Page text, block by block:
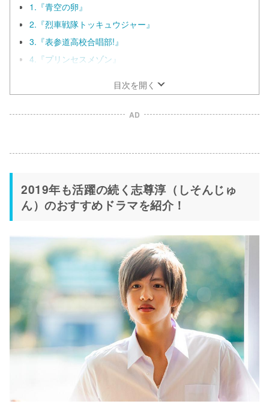
1.『青空の卵』
2.『烈車戦隊トッキュウジャー』
3.『表参道高校合唱部!』
4.『プリンセスメゾン』
目次を開く
AD
2019年も活躍の続く志尊淳（しそんじゅ
ん）のおすすめドラマを紹介！